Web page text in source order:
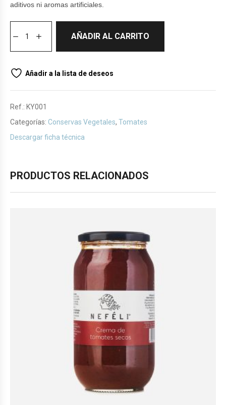
aditivos ni aromas artificiales.
AÑADIR AL CARRITO
Añadir a la lista de deseos
Ref.: KY001
Categorías: Conservas Vegetales, Tomates
Descargar ficha técnica
PRODUCTOS RELACIONADOS